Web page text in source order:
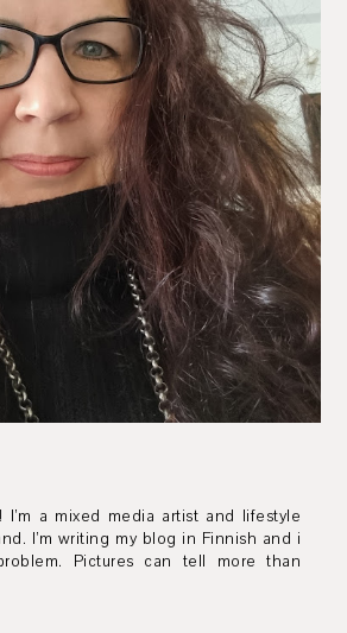
a mixed media artist and lifestyle
I’m writing my blog in Finnish and i
Pictures can tell more than